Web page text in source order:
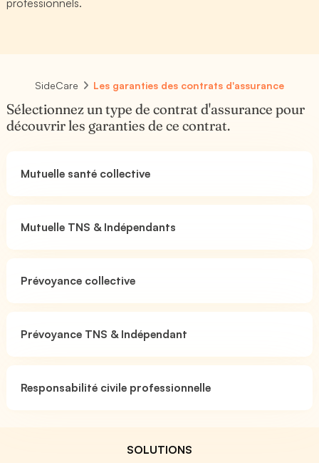
professionnels.
SideCare Les garanties des contrats d'assurance
Sélectionnez un type de contrat d'assurance pour
découvrir les garanties de ce contrat.
Mutuelle santé collective
Mutuelle TNS & Indépendants
Prévoyance collective
Prévoyance TNS & Indépendant
Responsabilité civile professionnelle
SOLUTIONS